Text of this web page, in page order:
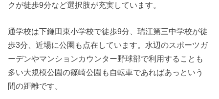
クが徒歩9分など選択肢が充実しています。
通学校は下鎌田東小学校で徒歩9分、瑞江第三中学校が徒
歩3分、近場に公園も点在しています。⽔辺のスポーツガ
ーデンやマンションカウンター野球部で利用することも
多い大規模公園の篠崎公園も自転車であればあっという
間の距離です。